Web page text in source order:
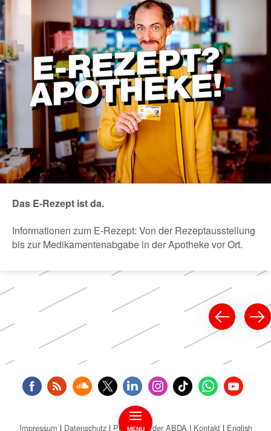
MENU
Das E-Rezept ist da.
Informationen zum E-Rezept: Von der Rezeptausstellung
bis zur Medikamentenabgabe in der Apotheke vor Ort.
Impressum Datenschutz Public Key der ABDA Kontakt English